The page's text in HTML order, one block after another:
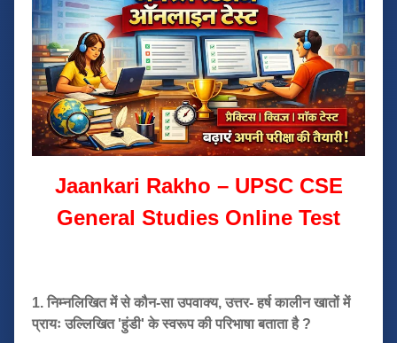
Jaankari Rakho – UPSC CSE
General Studies Online Test
1. निम्नलिखित में से कौन-सा उपवाक्य, उत्तर- हर्ष कालीन खातों में
प्रायः उल्लिखित 'हुंडी' के स्वरूप की परिभाषा बताता है ?